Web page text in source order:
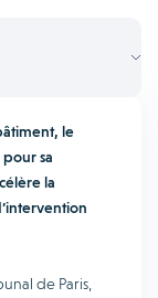
le
sa
la
de Paris,